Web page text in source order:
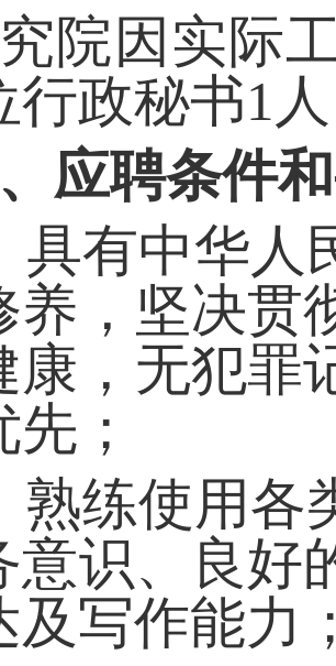
院因实际
行政秘书1
应聘条件
具有中华人
养，坚决贯
康，无犯罪
；
熟练使用各
意识、良好
及写作能力